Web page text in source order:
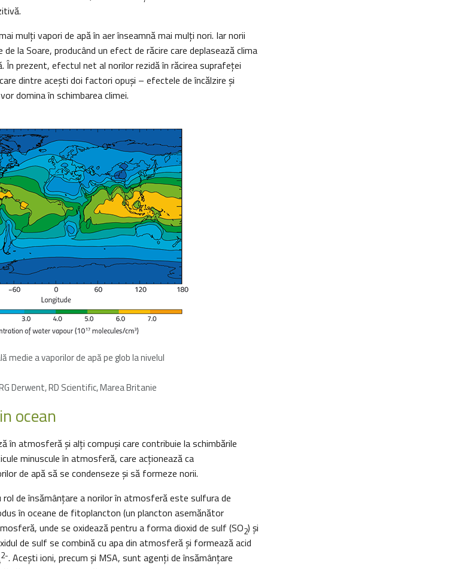
mulți vapori de apă în aer înseamnă mai mulţi nori. Iar norii
la Soare, producând un efect de răcire care deplasează clima
În prezent, efectul net al norilor rezidă în răcirea suprafeţei
dintre aceşti doi factori opuşi – efectele de încălzire şi
domina în schimbarea climei.
medie a vaporilor de apă pe glob la nivelul
Derwent, RD Scientific, Marea Britanie
ocean
în atmosferă şi alți compuși care contribuie la schimbările
minuscule în atmosferă, care acționează ca
de apă să se condenseze și să formeze norii.
de însămânţare a norilor în atmosferă este sulfura de
în oceane de fitoplancton (un plancton asemănător
unde se oxidează pentru a forma dioxid de sulf (SO2) și
de sulf se combină cu apa din atmosferă şi formează acid
2-. Aceşti ioni, precum și MSA, sunt agenți de însămânțare